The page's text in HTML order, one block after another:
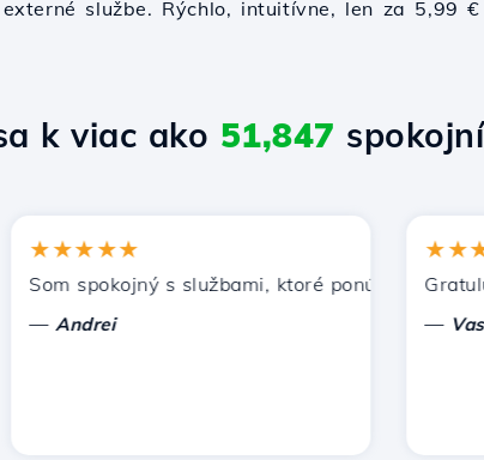
službe. Rýchlo, intuitívne, len za 5,99 €
k viac ako 51,847
technická podpora.
★★★★★
spokojný s službami, ktoré ponúka Hostico.
Andrei Vasiliu